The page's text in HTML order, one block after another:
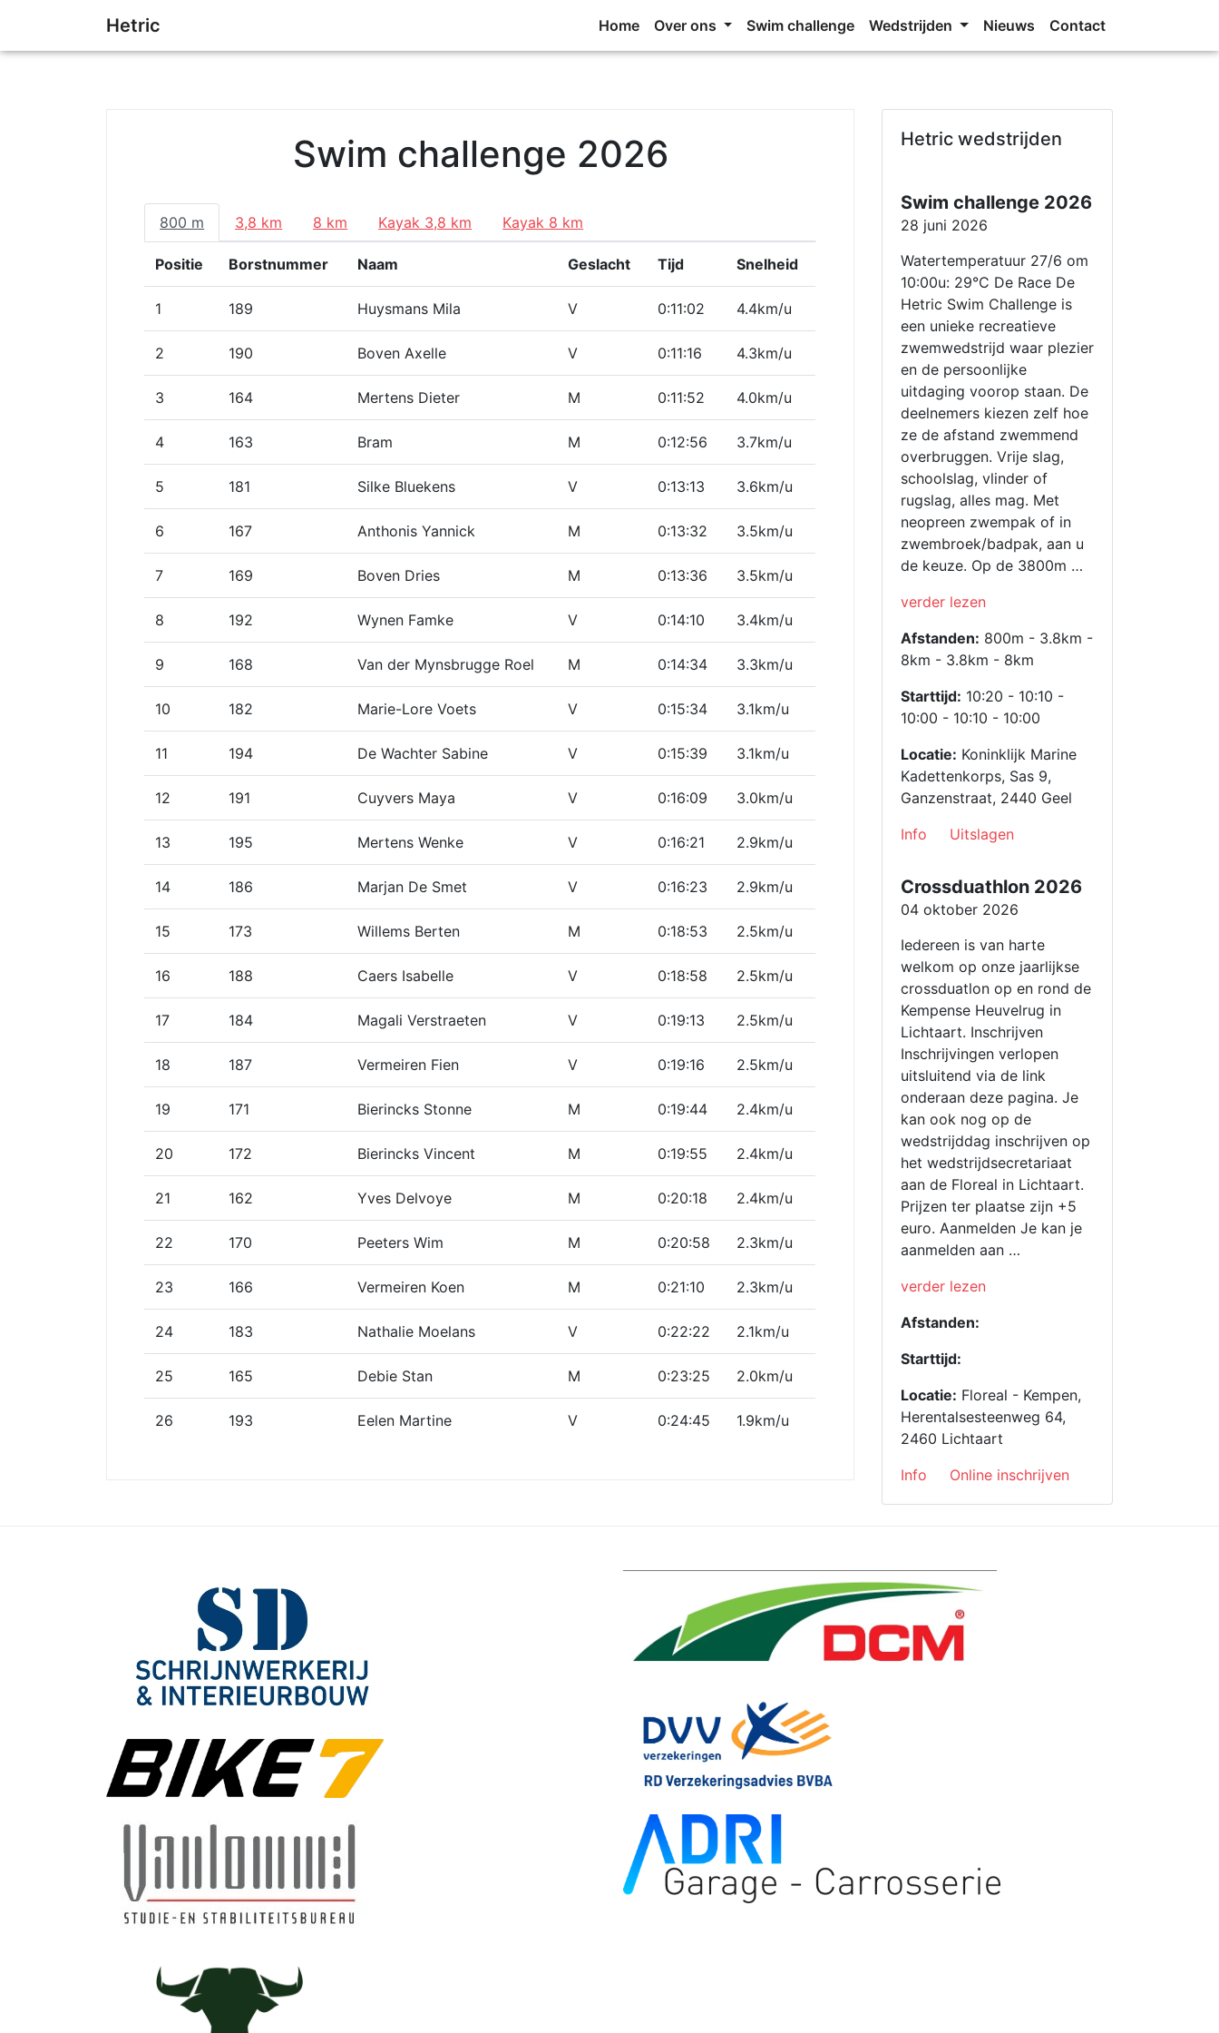
Hetric Home Over ons Swim challenge Wedstrijden Nieuws Contact
Swim challenge 2026
800 m 3,8 km 8 km Kayak 3,8 km Kayak 8 km
Positie Borstnummer Naam Geslacht Tijd Snelheid
1 189 Huysmans Mila V 0:11:02 4.4km/u
2 190 Boven Axelle V 0:11:16 4.3km/u
3 164 Mertens Dieter M 0:11:52 4.0km/u
4 163 Bram M 0:12:56 3.7km/u
5 181 Silke Bluekens V 0:13:13 3.6km/u
6 167 Anthonis Yannick M 0:13:32 3.5km/u
7 169 Boven Dries M 0:13:36 3.5km/u
8 192 Wynen Famke V 0:14:10 3.4km/u
9 168 Van der Mynsbrugge Roel M 0:14:34 3.3km/u
10 182 Marie-Lore Voets V 0:15:34 3.1km/u
11 194 De Wachter Sabine V 0:15:39 3.1km/u
12 191 Cuyvers Maya V 0:16:09 3.0km/u
13 195 Mertens Wenke V 0:16:21 2.9km/u
14 186 Marjan De Smet V 0:16:23 2.9km/u
15 173 Willems Berten M 0:18:53 2.5km/u
16 188 Caers Isabelle V 0:18:58 2.5km/u
17 184 Magali Verstraeten V 0:19:13 2.5km/u
18 187 Vermeiren Fien V 0:19:16 2.5km/u
19 171 Bierincks Stonne M 0:19:44 2.4km/u
20 172 Bierincks Vincent M 0:19:55 2.4km/u
21 162 Yves Delvoye M 0:20:18 2.4km/u
22 170 Peeters Wim M 0:20:58 2.3km/u
23 166 Vermeiren Koen M 0:21:10 2.3km/u
24 183 Nathalie Moelans V 0:22:22 2.1km/u
25 165 Debie Stan M 0:23:25 2.0km/u
26 193 Eelen Martine V 0:24:45 1.9km/u
Hetric wedstrijden
Swim challenge 2026
28 juni 2026
Watertemperatuur 27/6 om
10:00u: 29°C De Race De
Hetric Swim Challenge is
een unieke recreatieve
zwemwedstrijd waar plezier
en de persoonlijke
uitdaging voorop staan. De
deelnemers kiezen zelf hoe
ze de afstand zwemmend
overbruggen. Vrije slag,
schoolslag, vlinder of
rugslag, alles mag. Met
neopreen zwempak of in
zwembroek/badpak, aan u
de keuze. Op de 3800m …
“Swim
2026”
verder lezen
Afstanden: 800m - 3.8km -
8km - 3.8km - 8km
Starttijd: 10:20 - 10:10 -
10:00 - 10:10 - 10:00
Locatie: Koninklijk Marine
Kadettenkorps, Sas 9,
Ganzenstraat, 2440 Geel
Info
Uitslagen
Crossduathlon 2026
04 oktober 2026
Iedereen is van harte
welkom op onze jaarlijkse
crossduatlon op en rond de
Kempense Heuvelrug in
Lichtaart. Inschrijven
Inschrijvingen verlopen
uitsluitend via de link
onderaan deze pagina. Je
kan ook nog op de
wedstrijddag inschrijven op
het wedstrijdsecretariaat
aan de Floreal in Lichtaart.
Prijzen ter plaatse zijn +5
euro. Aanmelden Je kan je
aanmelden aan …
“Crossduathlon
verder lezen
Afstanden:
Starttijd:
Locatie: Floreal - Kempen,
Herentalsesteenweg 64,
2460 Lichtaart
Info
Online inschrijven